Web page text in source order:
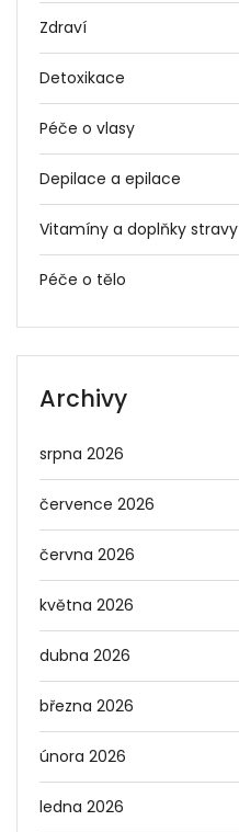
Zdraví
Detoxikace
Péče o vlasy
Depilace a epilace
Vitamíny a doplňky stravy
Péče o tělo
Archivy
srpna 2026
července 2026
června 2026
května 2026
dubna 2026
března 2026
února 2026
ledna 2026